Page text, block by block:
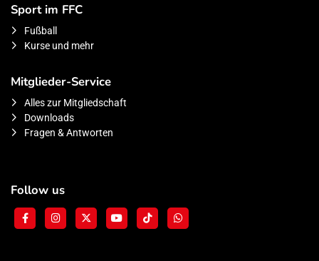
Sport im FFC
Fußball
Kurse und mehr
Mitglieder-Service
Alles zur Mitgliedschaft
Downloads
Fragen & Antworten
Follow us